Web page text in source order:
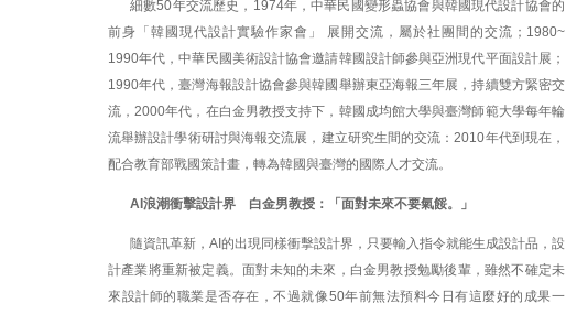
細數50年交流歷史，1974年，中華民國變形蟲協會與韓國現代設計協會的
前身「韓國現代設計實驗作家會」 展開交流，屬於社團間的交流；1980~
1990年代，中華民國美術設計協會邀請韓國設計師參與亞洲現代平面設計展；
1990年代，臺灣海報設計協會參與韓國舉辦東亞海報三年展，持續雙方緊密交
流，2000年代，在白金男教授支持下，韓國成均館大學與臺灣師範大學每年輪
流舉辦設計學術研討與海報交流展，建立研究生間的交流：2010年代到現在，
配合教育部戰國策計畫，轉為韓國與臺灣的國際人才交流。
AI浪潮衝擊設計界 白金男教授：「面對未來不要氣餒。」
隨資訊革新，AI的出現同樣衝擊設計界，只要輸入指令就能生成設計品，設
計產業將重新被定義。面對未知的未來，白金男教授勉勵後輩，雖然不確定未
來設計師的職業是否存在，不過就像50年前無法預料今日有這麼好的成果一